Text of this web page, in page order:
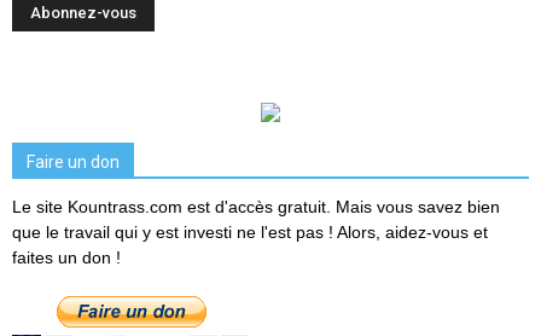
Faire un don
Le site Kountrass.com est d'accès gratuit. Mais vous savez bien
que le travail qui y est investi ne l'est pas ! Alors, aidez-vous et
faites un don !